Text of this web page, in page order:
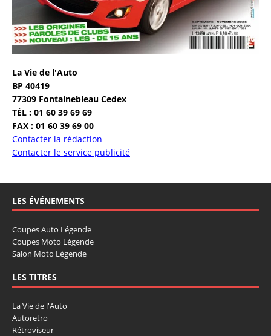
La Vie de l'Auto
BP 40419
77309 Fontainebleau Cedex
TÉL : 01 60 39 69 69
FAX : 01 60 39 69 00
Contacter la rédaction
Contacter le service publicité
LES ÉVÉNEMENTS
Coupes Auto Légende
Coupes Moto Légende
Salon Moto Légende
LES TITRES
La Vie de l'Auto
Autoretro
Rétroviseur